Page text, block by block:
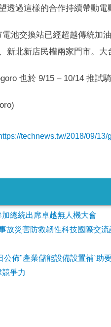
透過這樣的合作持續帶動電
電池交換站已經超越傳統加
新北新店民權兩家門市。
也於 9/15 – 10/14 推試
technews.tw/2018/09/
總統出席卓越無人機大會
故災害防救韌性科技國際交
公佈"產業儲能設備設置補ˋ助
爭力